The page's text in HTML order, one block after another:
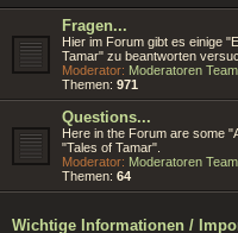
Fragen...
Hier im Forum gibt es einige
Tamar" zu beantworten
Moderator: Moderatoren Team
Themen: 971
Questions...
Here in the Forum are some
"Tales of Tamar".
Moderator: Moderatoren Team
Themen: 64
Wichtige Informationen /